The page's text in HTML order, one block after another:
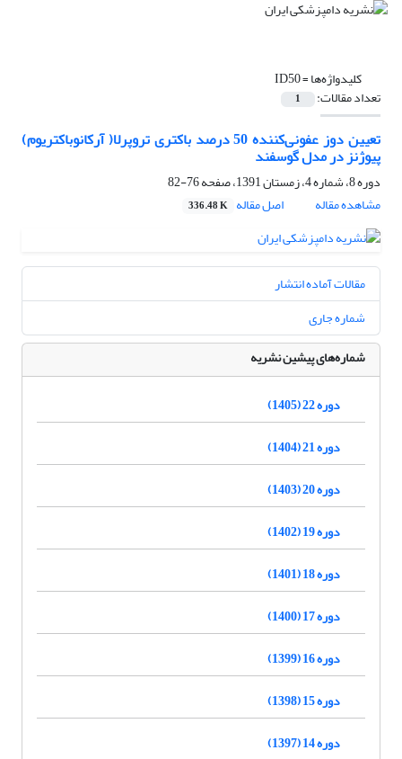
کلیدواژه‌ها =ID50
تعداد مقالات: 1
تعیین دوز عفونی‌کننده 50 درصد باکتری تروپرلا( آرکانوباکتریوم)
پیوژنز در مدل گوسفند
دوره 8، شماره 4، زمستان 1391، صفحه
76-82
مشاهده مقاله
اصل مقاله 336.48 K
مقالات آماده انتشار
شماره جاری
شماره‌های پیشین نشریه
دوره 22 (1405)
دوره 21 (1404)
دوره 20 (1403)
دوره 19 (1402)
دوره 18 (1401)
دوره 17 (1400)
دوره 16 (1399)
دوره 15 (1398)
دوره 14 (1397)